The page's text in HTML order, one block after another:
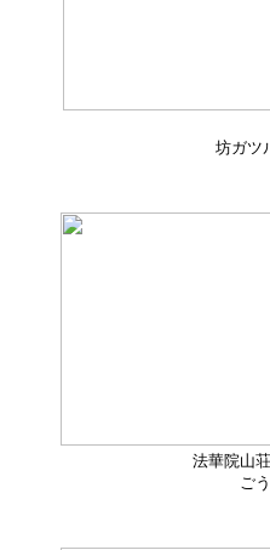
坊ガツ
法華院山荘
ご